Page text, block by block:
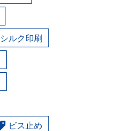
シルク印刷
ビス止め